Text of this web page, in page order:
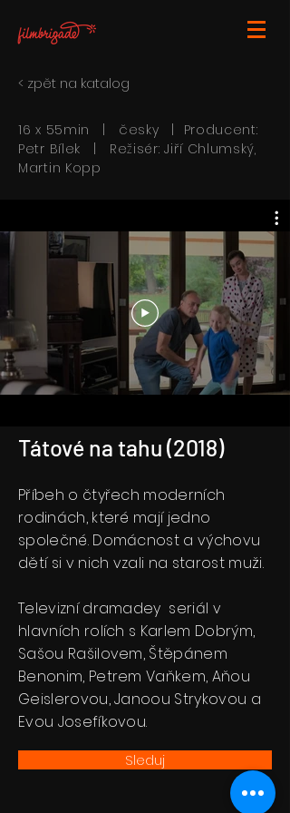
< zpět na katalog
16 x 55min | česky | Producent:
Petr Bílek | Režisér: Jiří Chlumský,
Martin Kopp
Tátové na tahu (2018)
Příbeh o čtyřech moderních
rodinách, které mají jedno
společné. Domácnost a výchovu
dětí si v nich vzali na starost muži.
Televizní dramadey seriál v
hlavních rolích s Karlem Dobrým,
Sašou Rašilovem, Štěpánem
Benonim, Petrem Vaňkem, Aňou
Geislerovou, Janoou Strykovou a
Evou Josefíkovou.
Sleduj